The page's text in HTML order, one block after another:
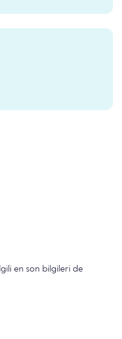
en son bilgileri de